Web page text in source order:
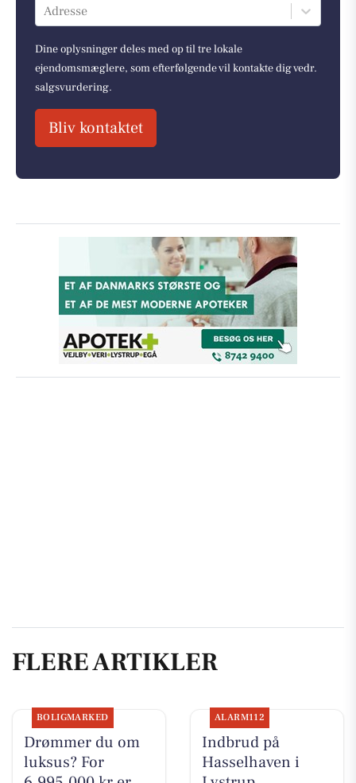
Adresse
Dine oplysninger deles med op til tre lokale
ejendomsmæglere, som efterfølgende vil kontakte dig vedr.
salgsvurdering.
Bliv kontaktet
FLERE ARTIKLER
BOLIGMARKED
Drømmer du om
luksus? For
ALARM112
Indbrud på
Hasselhaven i